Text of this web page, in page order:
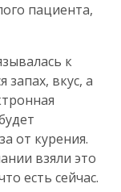
пациента,
к
вкус, а
от курения.
взяли это
есть сейчас.